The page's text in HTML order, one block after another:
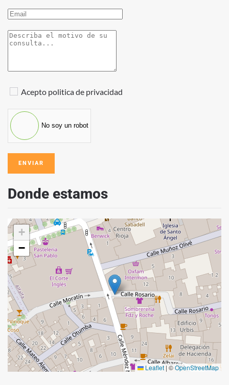
Acepto politica de privacidad
No soy un robot
ENVIAR
Donde estamos
+
−
Leaflet|©OpenStreetMap